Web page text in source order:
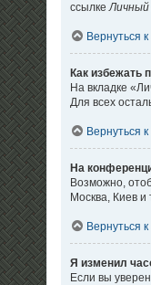
ссылкеЛичный
Вернуться
Как избежать
На вкладке
Для всех
Вернуться
На
Возможно,
Москва, Киев и
Вернуться
Я изменил
Если вы